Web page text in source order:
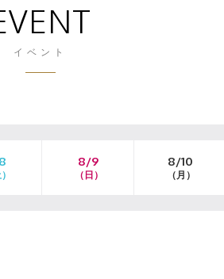
イベント
8/9
（日）
8/10
（月）